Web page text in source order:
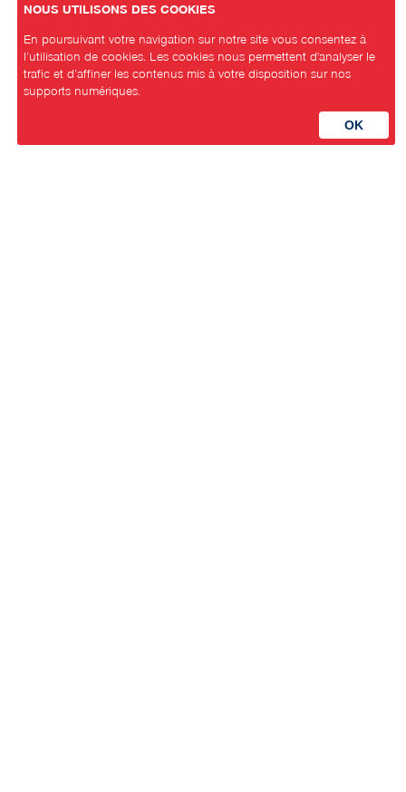
NOUS UTILISONS DES COOKIES
En poursuivant votre navigation sur notre site vous consentez à
l’utilisation de cookies. Les cookies nous permettent d'analyser le
trafic et d’affiner les contenus mis à votre disposition sur nos
supports numériques.